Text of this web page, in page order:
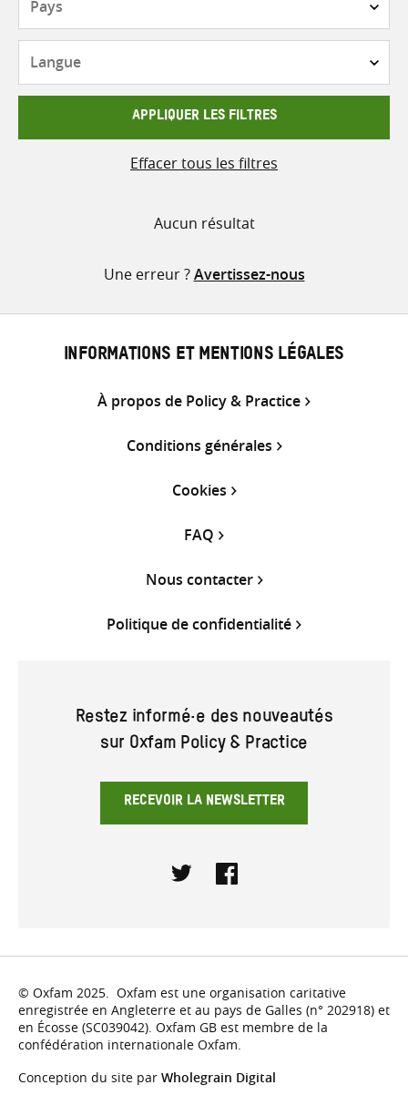
APPLIQUER LES FILTRES
Effacer tous les filtres
Aucun résultat
Une erreur ?Avertissez-nous
INFORMATIONS ET MENTIONS LÉGALES
À propos de Policy & Practice
Conditions générales
Cookies
FAQ
Nous contacter
Politique de confidentialité
Restez informé·e des nouveautés
sur Oxfam Policy & Practice
RECEVOIR LA NEWSLETTER
© Oxfam 2025. Oxfam est une organisation caritative
enregistrée en Angleterre et au pays de Galles (n° 202918) et
en Écosse (SC039042). Oxfam GB est membre de la
confédération internationale Oxfam.
Conception du site par Wholegrain Digital